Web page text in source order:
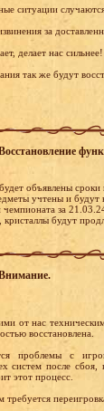
ситуации
за
делает нас сильнее!
так же будут
объявлены сроки
учтены и будут
за
кристаллы будут
от нас
восстановлена.
проблемы с
систем после
этот процесс.
требуется